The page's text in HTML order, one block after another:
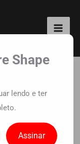
e
Shape
lendo e ter
Assinar